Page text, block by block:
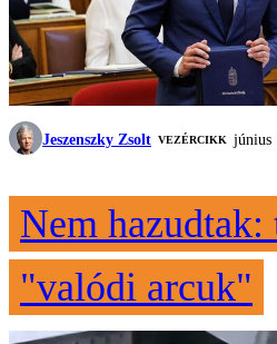
Jeszenszky Zsolt VEZÉRCIKK június
Nem hazudtak:
"valódi arcuk"